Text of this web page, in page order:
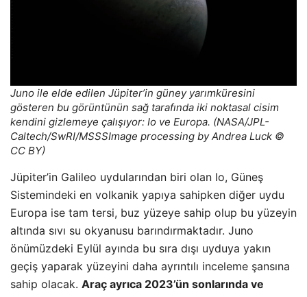
Juno ile elde edilen Jüpiter’in güney yarımküresini
gösteren bu görüntünün sağ tarafında iki noktasal cisim
kendini gizlemeye çalışıyor: Io ve Europa. (NASA/JPL-
Caltech/SwRI/MSSSImage processing by Andrea Luck ©
CC BY)
Jüpiter’in Galileo uydularından biri olan Io, Güneş
Sistemindeki en volkanik yapıya sahipken diğer uydu
Europa ise tam tersi, buz yüzeye sahip olup bu yüzeyin
altında sıvı su okyanusu barındırmaktadır. Juno
önümüzdeki Eylül ayında bu sıra dışı uyduya yakın
geçiş yaparak yüzeyini daha ayrıntılı inceleme şansına
sahip olacak. Araç ayrıca 2023’ün sonlarında ve